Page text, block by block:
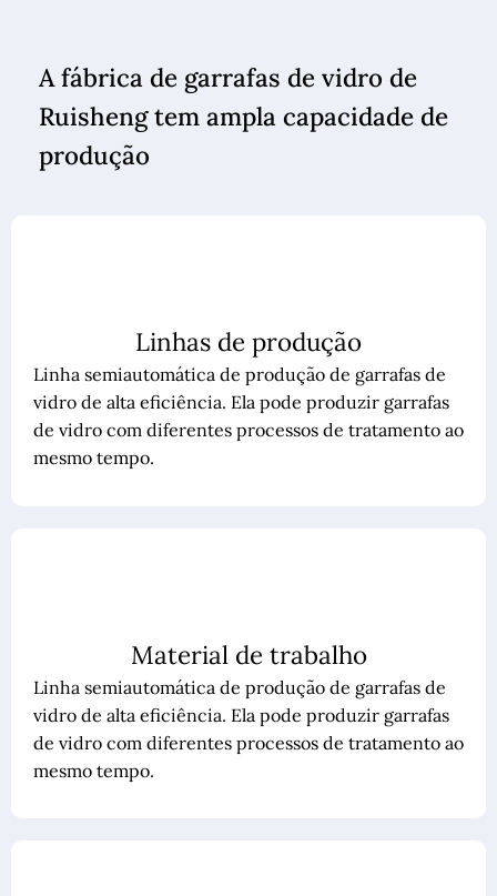
A fábrica de garrafas de vidro de
Ruisheng tem ampla capacidade de
produção
Linhas de produção
Linha semiautomática de produção de garrafas de
vidro de alta eficiência. Ela pode produzir garrafas
de vidro com diferentes processos de tratamento ao
mesmo tempo.
Material de trabalho
Linha semiautomática de produção de garrafas de
vidro de alta eficiência. Ela pode produzir garrafas
de vidro com diferentes processos de tratamento ao
mesmo tempo.